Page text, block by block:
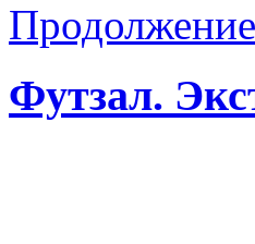
Футзал.